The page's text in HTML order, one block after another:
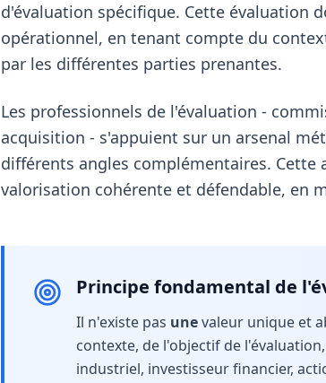
d'évaluation spécifique. Cette évaluation
opérationnel, en tenant compte du
par les différentes parties prenantes.
Les professionnels de l'évaluation -
acquisition - s'appuient sur un arsenal
différents angles complémentaires.
valorisation cohérente et défendable, en
Principe fondamental de
Il n'existe pas unevaleur unique et
contexte, de l'objectif de
industriel, investisseur financier,